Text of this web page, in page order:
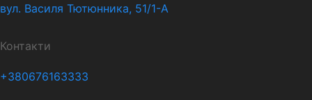
вул. Василя Тютюнника, 51/1-А
Контакти
+380676163333